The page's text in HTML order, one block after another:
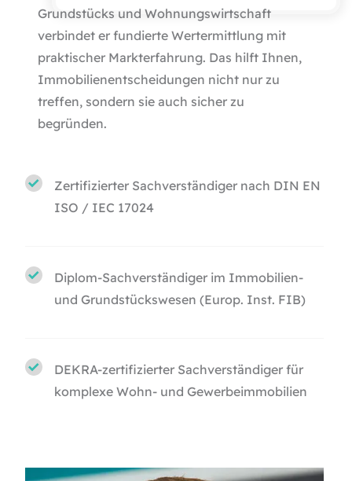
Grundstücks und Wohnungswirtschaft
verbindet er fundierte Wertermittlung mit
praktischer Markterfahrung. Das hilft Ihnen,
Immobilienentscheidungen nicht nur zu
treffen, sondern sie auch sicher zu
begründen.
Zertifizierter Sachverständiger nach DIN EN
ISO / IEC 17024
Diplom-Sachverständiger im Immobilien-
und Grundstückswesen (Europ. Inst. FIB)
DEKRA-zertifizierter Sachverständiger für
komplexe Wohn- und Gewerbeimmobilien